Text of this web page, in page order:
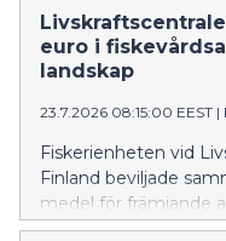
kalastajille on
Avustus on
euro i
landskap
23.7.2026 08:15:00 EEST |
Fiskerienheten vid
Finland beviljade
medel för främjande